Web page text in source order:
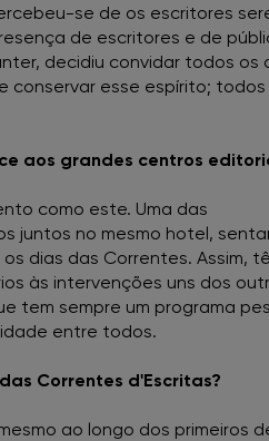
se de os escritores
de escritores e de
decidiu convidar todos os
conservar esse espírito; todos
aos grandes centros
como este. Uma das
juntos no mesmo hotel,
dias das Correntes. Assim,
às intervenções uns dos
tem sempre um programa
entre todos.
Correntes d'Escritas?
ao longo dos primeiros